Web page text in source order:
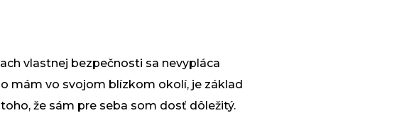
vlastnej bezpečnosti sa nevypláca
mám vo svojom blízkom okolí, je základ
že sám pre seba som dosť dôležitý.